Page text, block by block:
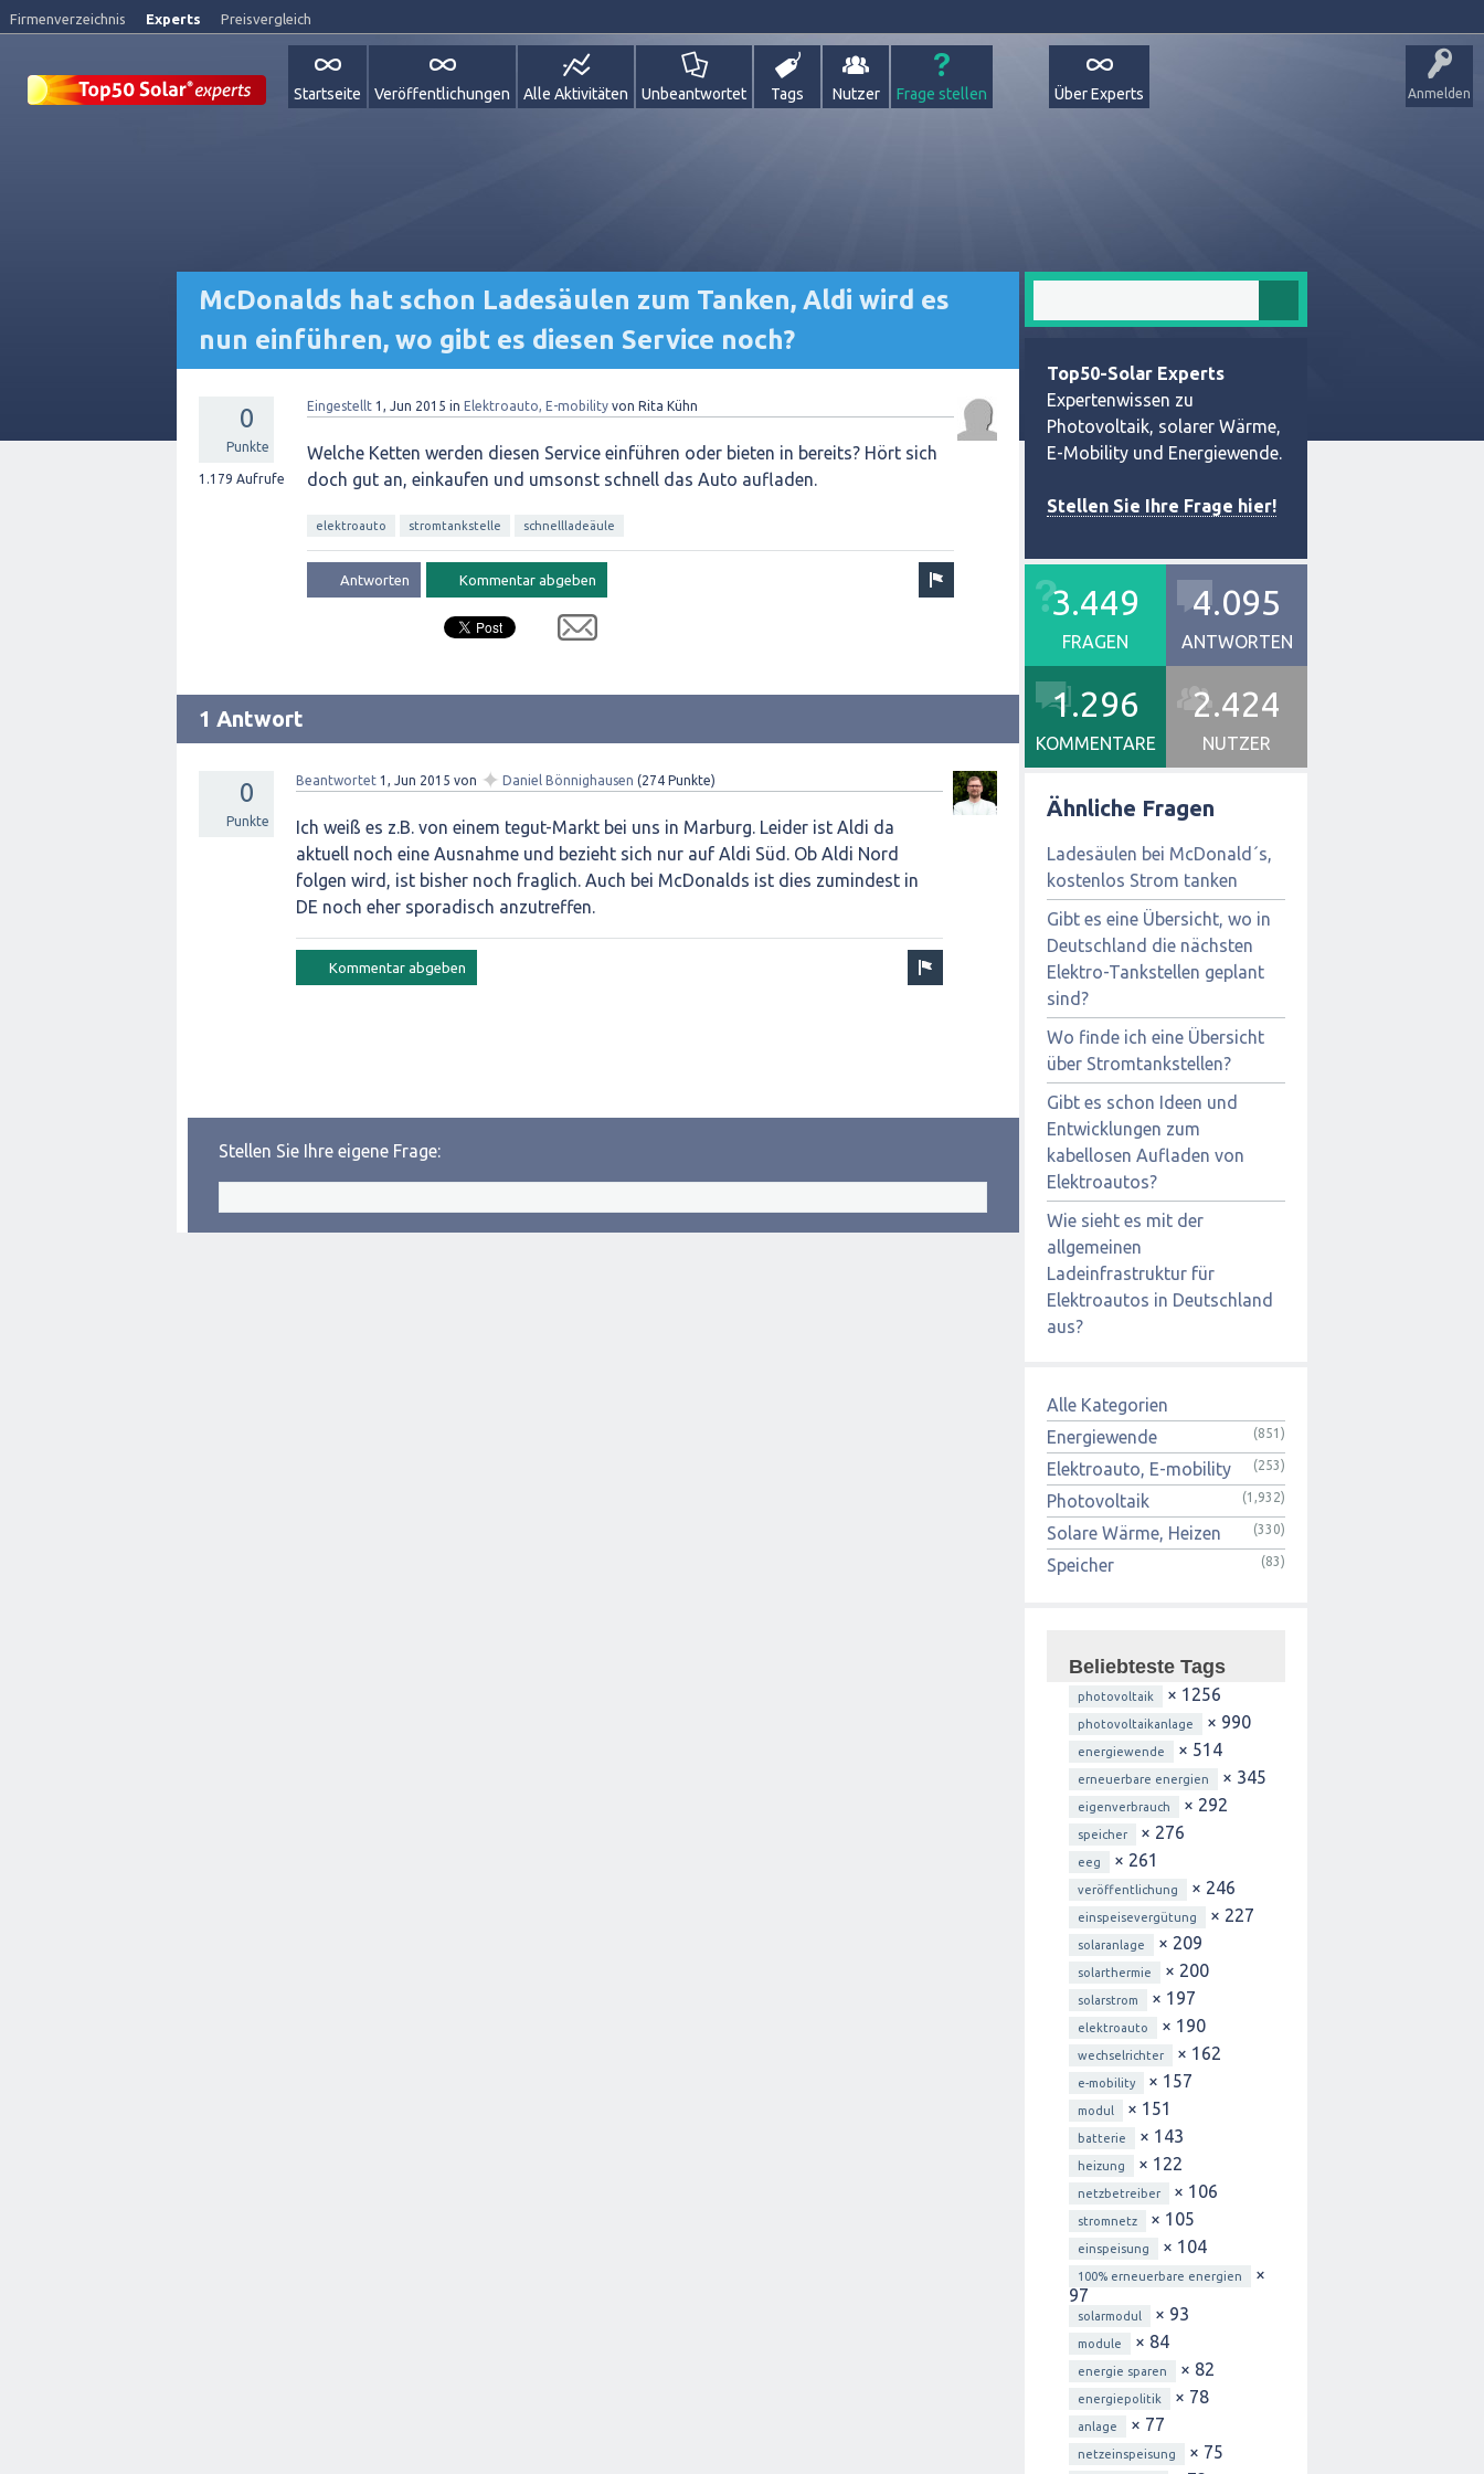
Firmenverzeichnis Experts Preisvergleich
Anmelden
Startseite Veröffentlichungen Alle Aktivitäten Unbeantwortet Tags Nutzer Frage stellen Über Experts
McDonalds hat schon Ladesäulen zum Tanken, Aldi wird es
nun einführen, wo gibt es diesen Service noch?
0
Punkte
1.179 Aufrufe
Eingestellt 1, Jun 2015 in Elektroauto, E-mobility von Rita Kühn
Welche Ketten werden diesen Service einführen oder bieten in bereits? Hört sich
doch gut an, einkaufen und umsonst schnell das Auto aufladen.
elektroauto stromtankstelle schnellladeäule
1 Antwort
0
Punkte
Beantwortet 1, Jun 2015 von ✦ Daniel Bönnighausen (274 Punkte)
Ich weiß es z.B. von einem tegut-Markt bei uns in Marburg. Leider ist Aldi da
aktuell noch eine Ausnahme und bezieht sich nur auf Aldi Süd. Ob Aldi Nord
folgen wird, ist bisher noch fraglich. Auch bei McDonalds ist dies zumindest in
DE noch eher sporadisch anzutreffen.
Stellen Sie Ihre eigene Frage:
Top50-Solar Experts
Expertenwissen zu
Photovoltaik, solarer Wärme,
E-Mobility und Energiewende.
Stellen Sie Ihre Frage hier!
3.449
FRAGEN
4.095
ANTWORTEN
1.296
KOMMENTARE
2.424
NUTZER
Ähnliche Fragen
Ladesäulen bei McDonald´s,
kostenlos Strom tanken
Gibt es eine Übersicht, wo in
Deutschland die nächsten
Elektro-Tankstellen geplant
sind?
Wo finde ich eine Übersicht
über Stromtankstellen?
Gibt es schon Ideen und
Entwicklungen zum
kabellosen Aufladen von
Elektroautos?
Wie sieht es mit der
allgemeinen
Ladeinfrastruktur für
Elektroautos in Deutschland
aus?
Alle Kategorien
Energiewende
(851)
Elektroauto, E-mobility (253)
Photovoltaik (1,932)
Solare Wärme, Heizen (330)
Speicher (83)
Beliebteste Tags
photovoltaik × 1256
photovoltaikanlage × 990
energiewende × 514
erneuerbare energien × 345
eigenverbrauch × 292
speicher × 276
eeg × 261
veröffentlichung × 246
einspeisevergütung × 227
solaranlage × 209
solarthermie × 200
solarstrom × 197
elektroauto × 190
wechselrichter × 162
e-mobility × 157
modul × 151
batterie × 143
heizung × 122
netzbetreiber × 106
stromnetz × 105
einspeisung × 104
100% erneuerbare energien
×
97
solarmodul × 93
module × 84
energie sparen × 82
energiepolitik × 78
anlage × 77
netzeinspeisung
× 75